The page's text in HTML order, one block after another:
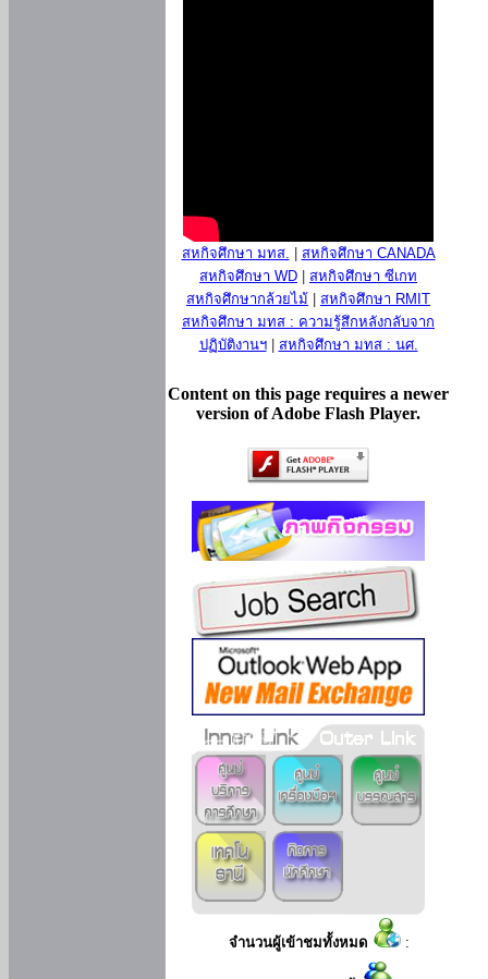
สหกิจศึกษา มทส.
สหกิจศึกษา CANADA
สหกิจศึกษา WD
สหกิจศึกษา ซีเกท
สหกิจศึกษากล้วยไม้
สหกิจศึกษา RMIT
สหกิจศึกษา มทส : ความรู้สึกหลังกลับจาก
ปฏิบัติงานฯ| สหกิจศึกษา มทส : นศ.
Content on this page requires a newer
version of Adobe Flash Player.
จำนวนผู้เข้าชมทั้งหมด :